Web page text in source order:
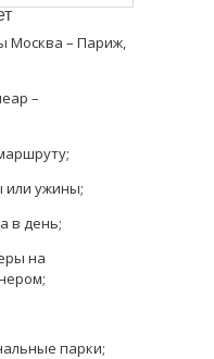
Москва – Париж,
–
или ужины;
в день;
на
парки;